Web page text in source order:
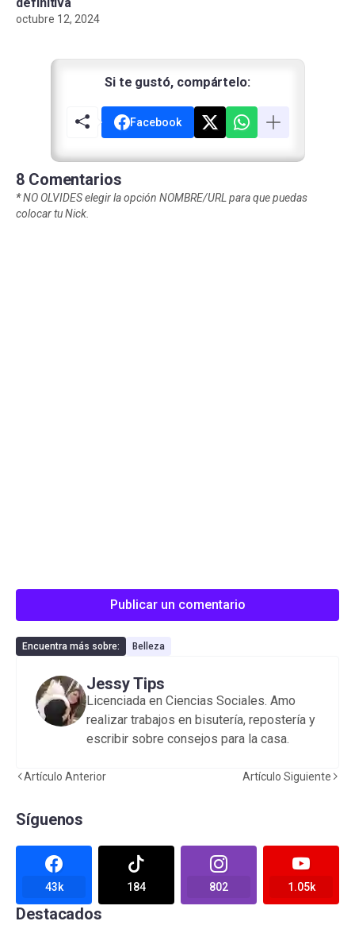
octubre 12, 2024
Si te gustó, compártelo:
Facebook
8 Comentarios
*NO OLVIDES elegir la opción NOMBRE/URL para que puedas
colocar tu Nick.
Publicar un comentario
Encuentra más sobre: Belleza
Jessy Tips
Licenciada en Ciencias Sociales. Amo
realizar trabajos en bisutería, repostería y
escribir sobre consejos para la casa.
Artículo Anterior Artículo Siguiente
Síguenos
43k 184 802 1.05k
Destacados